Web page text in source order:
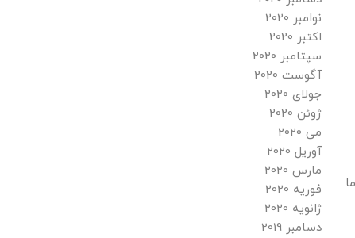
نوامبر 2020
اکتبر 2020
سپتامبر 2020
آگوست 2020
جولای 2020
ژوئن 2020
می 2020
آوریل 2020
مارس 2020
فوریه 2020
ژانویه 2020
دسامبر 2019